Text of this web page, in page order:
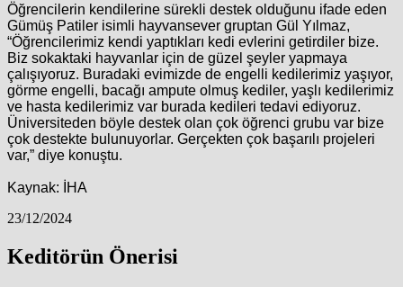
Öğrencilerin kendilerine sürekli destek olduğunu ifade eden
Gümüş Patiler isimli hayvansever gruptan Gül Yılmaz,
“Öğrencilerimiz kendi yaptıkları kedi evlerini getirdiler bize.
Biz sokaktaki hayvanlar için de güzel şeyler yapmaya
çalışıyoruz. Buradaki evimizde de engelli kedilerimiz yaşıyor,
görme engelli, bacağı ampute olmuş kediler, yaşlı kedilerimiz
ve hasta kedilerimiz var burada kedileri tedavi ediyoruz.
Üniversiteden böyle destek olan çok öğrenci grubu var bize
çok destekte bulunuyorlar. Gerçekten çok başarılı projeleri
var,” diye konuştu.
Kaynak: İHA
23/12/2024
Keditörün Önerisi